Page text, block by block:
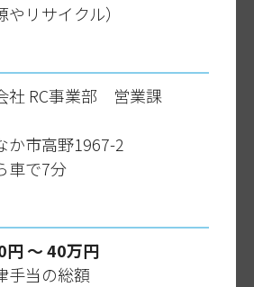
リサイクル）
社 RC事業部 営業課
か市高野1967-2
車で7分
〜 40万円
手当の総額